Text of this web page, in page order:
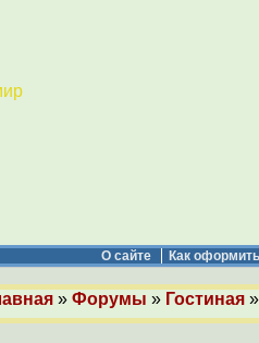
О сайте Как оформить
» Форумы » Гостиная »